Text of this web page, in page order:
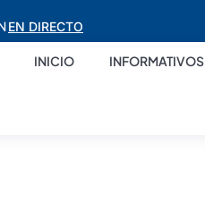
EN DIRECTO
INICIO INFORMATIVOS